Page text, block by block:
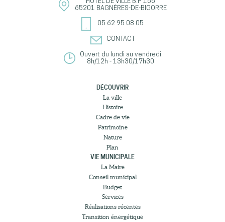
65201
BAGNÈRES-DE-BIGORRE
05 62 95 08 05
CONTACT
Ouvert du lundi au vendredi
8h/12h - 13h30/17h30
DÉCOUVRIR
La ville
Histoire
Cadre de vie
Patrimoine
Nature
Plan
VIE MUNICIPALE
La Maire
Conseil municipal
Budget
Services
Réalisations récentes
Transition énergétique